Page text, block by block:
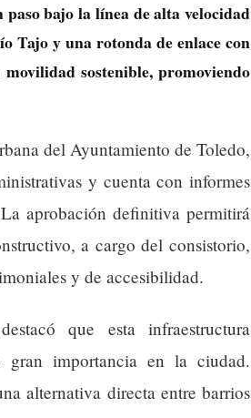
bajo la línea de alta velocidad
Tajo y una rotonda de enlace con
sostenible, promoviendo
del Ayuntamiento de Toledo,
y cuenta con informes
aprobación definitiva permitirá
a cargo del consistorio,
y de accesibilidad.
que esta infraestructura
gran importancia en la ciudad.
alternativa directa entre barrios